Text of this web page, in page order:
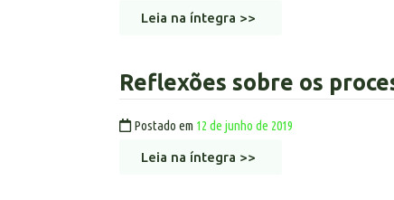
Leia na íntegra >>
Reflexões sobre os
Postado em 12 de junho de 2019
Leia na íntegra >>